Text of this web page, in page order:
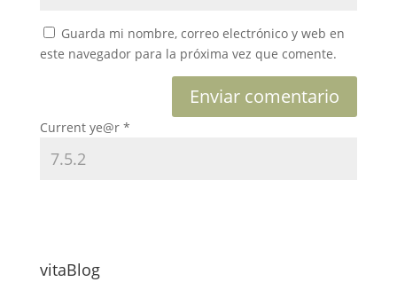
Guarda mi nombre, correo electrónico y web en
este navegador para la próxima vez que comente.
Current ye@r *
vitaBlog